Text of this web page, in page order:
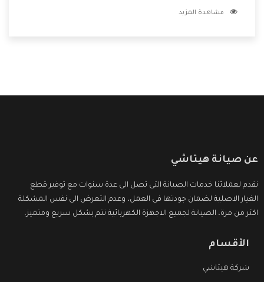
الشركة بها والتى تكون منها خدمة الصيانة التى تكون من أهم
مشاهدة المزيد
عن صيانة هيتاشي
نقدم لعملائنا خدمات الصيانة التى تصل الى عدة سنوات مع توفير قطع
الغيار الاصلية لضمان جودتها فى العمل، وعدم التعرض الى نفس المشكلة
اكثر من مرة، الصيانة لجميع الاجهزة الكهربائية تتم بشكل سريع ومتميز.
الأقسام
شركة هيتاشي